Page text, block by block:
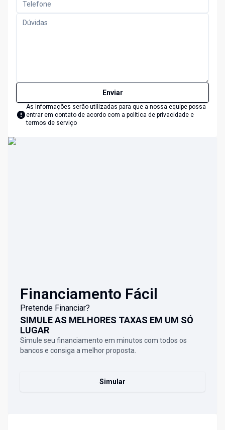
Enviar
As informações serão utilizadas para que a nossa equipe possa
entrar em contato de acordo com a política de privacidade e
termos de serviço
Financiamento Fácil
Pretende Financiar?
SIMULE AS MELHORES TAXAS EM UM SÓ
LUGAR
Simule seu financiamento em minutos com todos os
bancos e consiga a melhor proposta.
Simular